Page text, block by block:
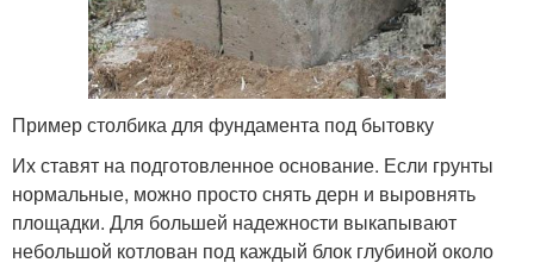
Пример столбика для фундамента под бытовку
Их ставят на подготовленное основание. Если грунты
нормальные, можно просто снять дерн и выровнять
площадки. Для большей надежности выкапывают
небольшой котлован под каждый блок глубиной около